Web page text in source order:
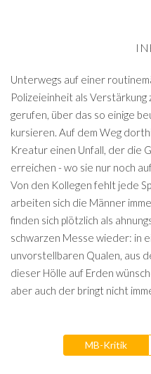
Unterwegs auf einer
Polizeieinheit als Verstärkung
gerufen, über das so einige
kursieren. Auf dem Weg
Kreatur einen Unfall, der die
erreichen - wo sie nur noch
Von den Kollegen fehlt jede
arbeiten sich die Männer
finden sich plötzlich als
schwarzen Messe wieder: in
unvorstellbaren Qualen, aus
dieser Hölle auf Erden
aber auch der bringt nicht
MB-Kritik